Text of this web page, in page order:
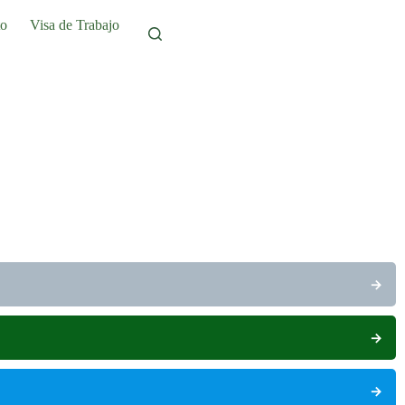
Visa de Trabajo
→
→
→